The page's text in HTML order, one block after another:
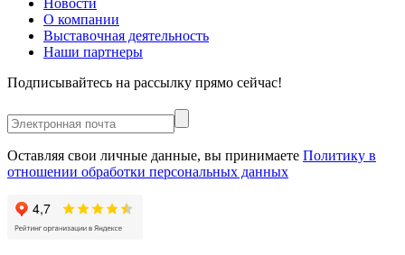
О компании
Выставочная деятельность
Наши партнеры
Подписывайтесь на рассылку прямо сейчас!
Оставляя свои личные данные, вы принимаете Политику в
отношении обработки персональных данных